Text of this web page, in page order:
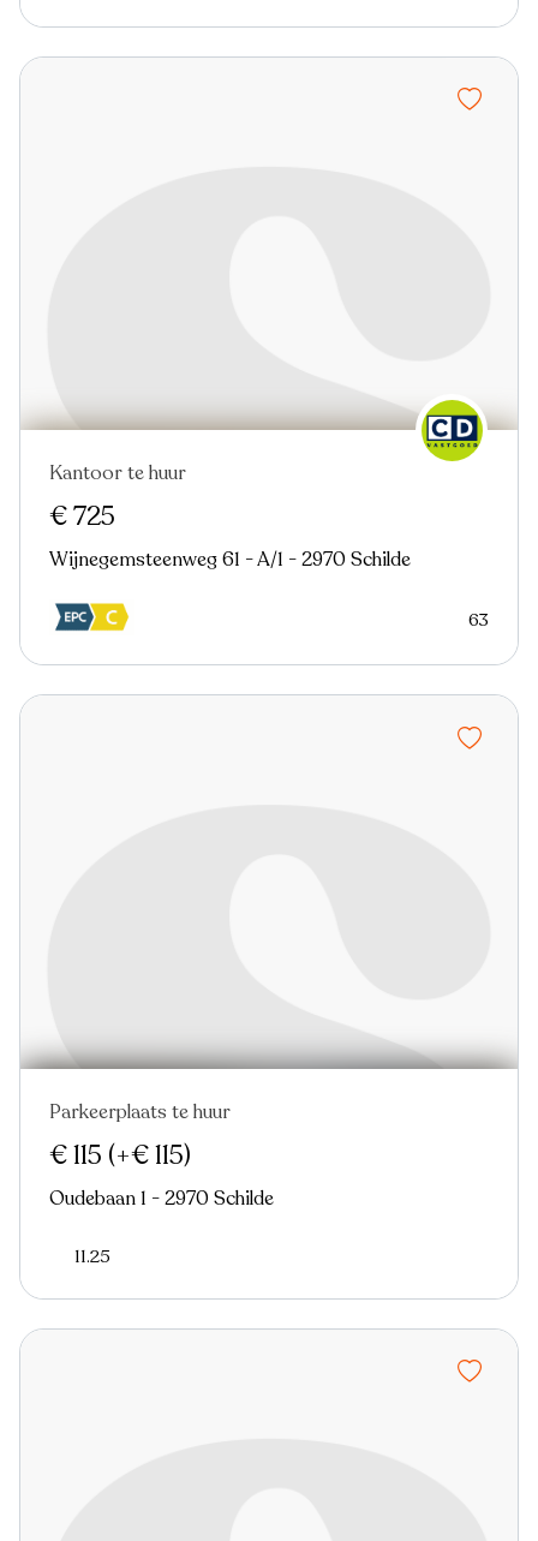
Virtual tour
Kantoor te huur
€ 725
Wijnegemsteenweg 61 - A/1 - 2970 Schilde
63
Parkeerplaats te huur
€ 115 (+€ 115)
Oudebaan 1 - 2970 Schilde
11.25